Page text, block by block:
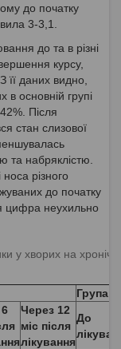
до початку
3-3,1.
до та в різні
курсу,
її даних видно,
в основній групі
Після
стан слизової
та набряклістю.
різного
до початку
цифра неухильно
у хворих на
Група
Через 12
міс після
лікування
До